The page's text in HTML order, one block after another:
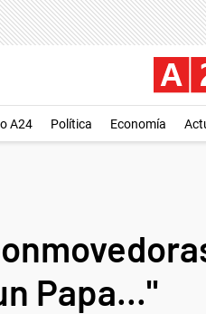
A24 Política Economía
Papa..."